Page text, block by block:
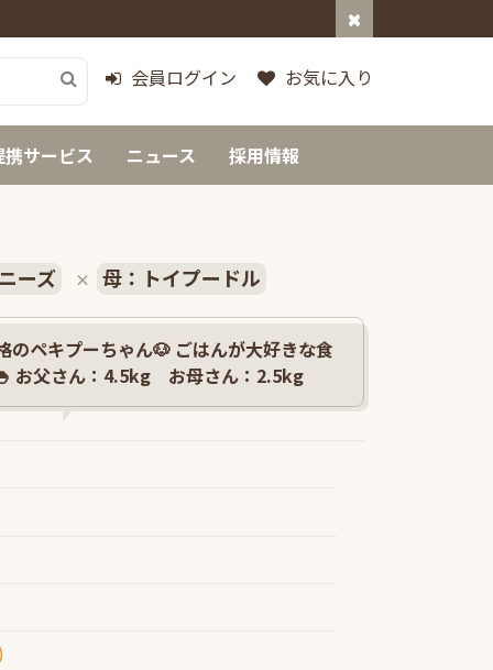
会員ログイン お気に入り
携サービス ニュース 採用情報
ーズ × 母：トイプードル
のペキプーちゃん🐶 ごはんが大好きな食
お父さん：4.5kg お母さん：2.5kg